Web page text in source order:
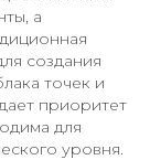
а
создания
точек и
приоритет
для
уровня.